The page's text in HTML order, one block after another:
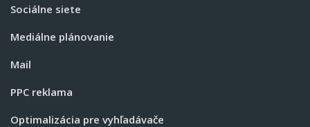
Sociálne siete
Mediálne plánovanie
Mail
PPC reklama
Optimalizácia pre vyhľadávače